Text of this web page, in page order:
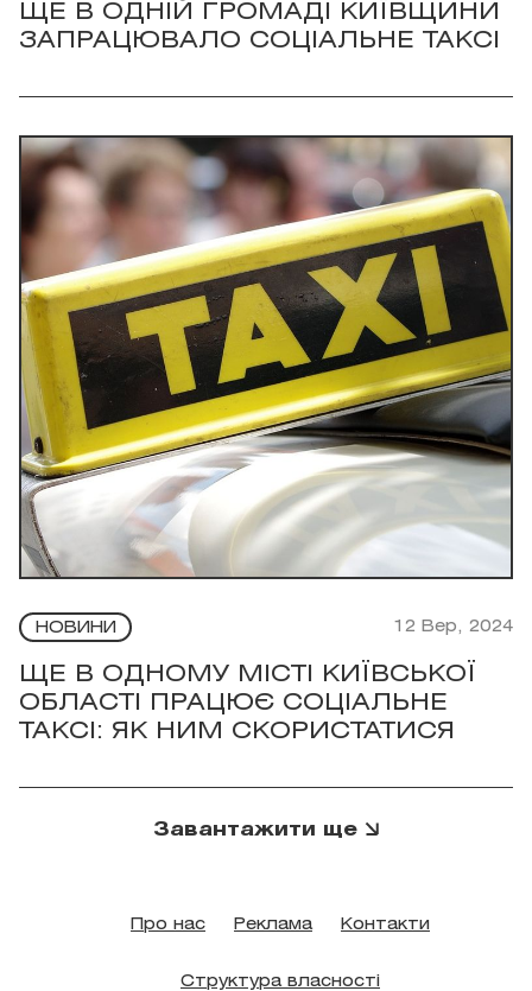
ЩЕ В ОДНІЙ ГРОМАДІ КИЇВЩИНИ
ЗАПРАЦЮВАЛО СОЦІАЛЬНЕ ТАКСІ
НОВИНИ 12 Вер, 2024
ЩЕ В ОДНОМУ МІСТІ КИЇВСЬКОЇ
ОБЛАСТІ ПРАЦЮЄ СОЦІАЛЬНЕ
ТАКСІ: ЯК НИМ СКОРИСТАТИСЯ
Завантажити ще
Про нас Реклама Контакти
Структура власності